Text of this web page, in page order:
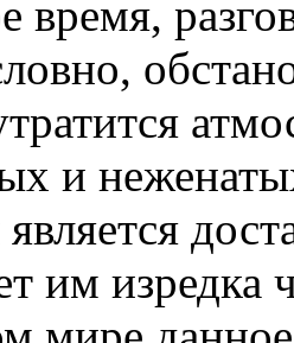
время,
и
является
им изредка